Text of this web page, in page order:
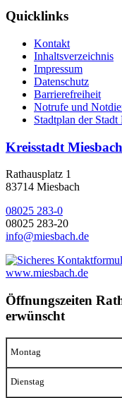
Quicklinks
Kontakt
Inhaltsverzeichnis
Impressum
Datenschutz
Barrierefreiheit
Notrufe und
Stadtplan der Stadt
Kreisstadt Miesbach
Rathausplatz 1
83714 Miesbach
08025 283-0
08025 283-20
info@miesbach.de
www.miesbach.de
Öffnungszeiten
erwünscht
Montag
Dienstag